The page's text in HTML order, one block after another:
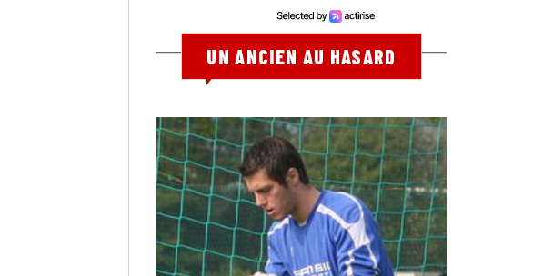
UN ANCIEN AU HASARD